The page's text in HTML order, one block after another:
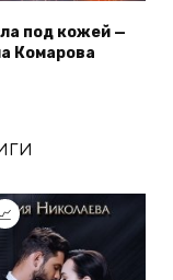
под кожей —
Комарова